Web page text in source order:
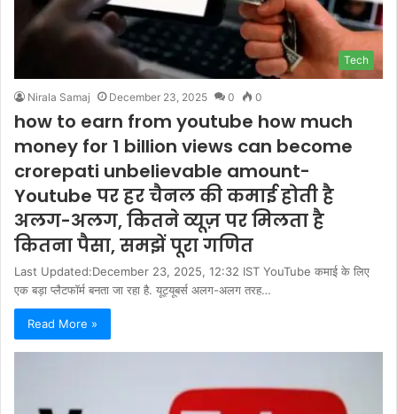
Tech
Nirala Samaj December 23, 2025 0 0
how to earn from youtube how much
money for 1 billion views can become
crorepati unbelievable amount-
Youtube पर हर चैनल की कमाई होती है
अलग-अलग, कितने व्यूज़ पर मिलता है
कितना पैसा, समझें पूरा गणित
Last Updated:December 23, 2025, 12:32 IST YouTube कमाई के लिए
एक बड़ा प्लैटफॉर्म बनता जा रहा है. यूट्यूबर्स अलग-अलग तरह…
Read More »